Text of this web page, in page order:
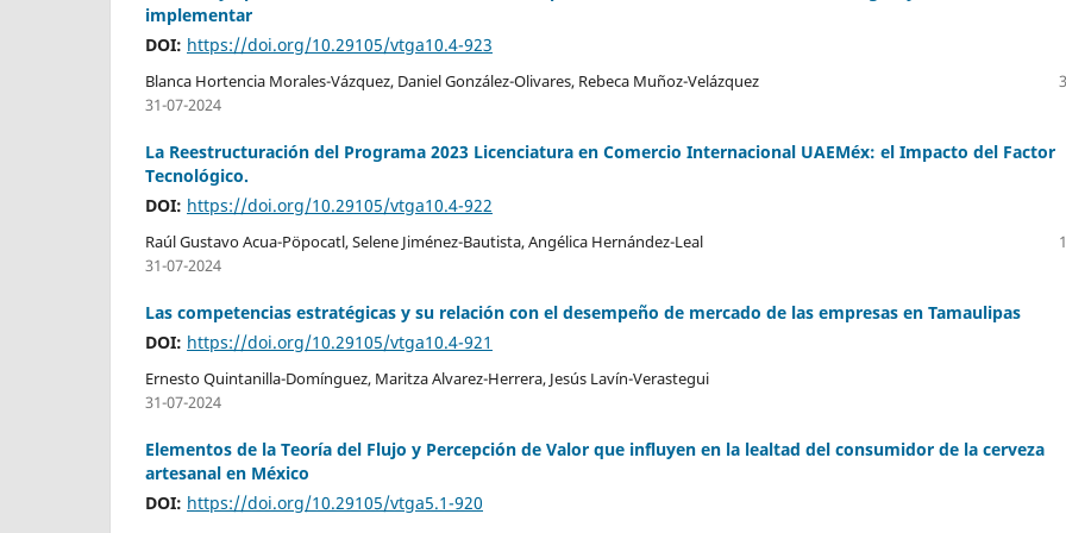
implementar
DOI: https://doi.org/10.29105/vtga10.4-923
Blanca Hortencia Morales-Vázquez, Daniel González-Olivares, Rebeca Muñoz-Velázquez
31-07-2024
La Reestructuración del Programa 2023 Licenciatura en Comercio Internacional UAEMéx: el Impacto del Factor
Tecnológico.
DOI: https://doi.org/10.29105/vtga10.4-922
Raúl Gustavo Acua-Pöpocatl, Selene Jiménez-Bautista, Angélica Hernández-Leal
31-07-2024
Las competencias estratégicas y su relación con el desempeño de mercado de las empresas en Tamaulipas
DOI: https://doi.org/10.29105/vtga10.4-921
Ernesto Quintanilla-Domínguez, Maritza Alvarez-Herrera, Jesús Lavín-Verastegui
31-07-2024
Elementos de la Teoría del Flujo y Percepción de Valor que influyen en la lealtad del consumidor de la cerveza
artesanal en México
DOI: https://doi.org/10.29105/vtga5.1-920